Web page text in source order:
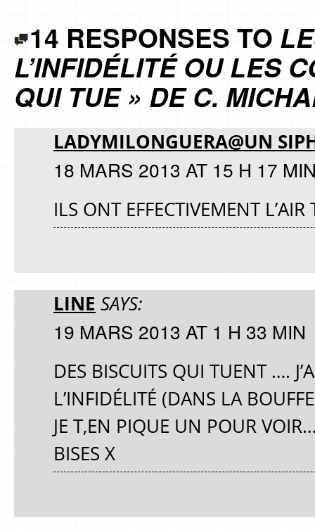
14 RESPONSES TO
L’INFIDÉLITÉ OU LES
QUI TUE » DE C.
LADYMILONGUERA@UN
18 MARS 2013 AT 15 H 17
ILS ONT EFFECTIVEMENT
LINE SAYS:
19 MARS 2013 AT 1 H 33 MIN
DES BISCUITS QUI TUENT ….
L’INFIDÉLITÉ (DANS LA
JE T,EN PIQUE UN POUR
BISES X